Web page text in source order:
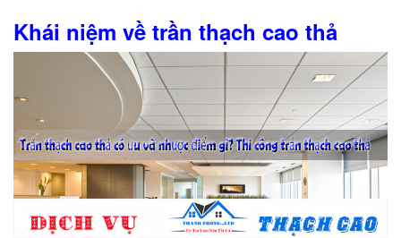
Khái niệm về trần thạch cao thả